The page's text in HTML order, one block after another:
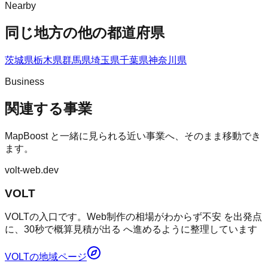
Nearby
同じ地方の他の都道府県
茨城県栃木県群馬県埼玉県千葉県神奈川県
Business
関連する事業
MapBoostと一緒に見られる近い事業へ、そのまま移動でき
ます。
volt-web.dev
VOLT
VOLTの入口です。Web制作の相場がわからず不安 を出発点
に、30秒で概算見積が出る へ進めるように整理しています
VOLTの地域ページ